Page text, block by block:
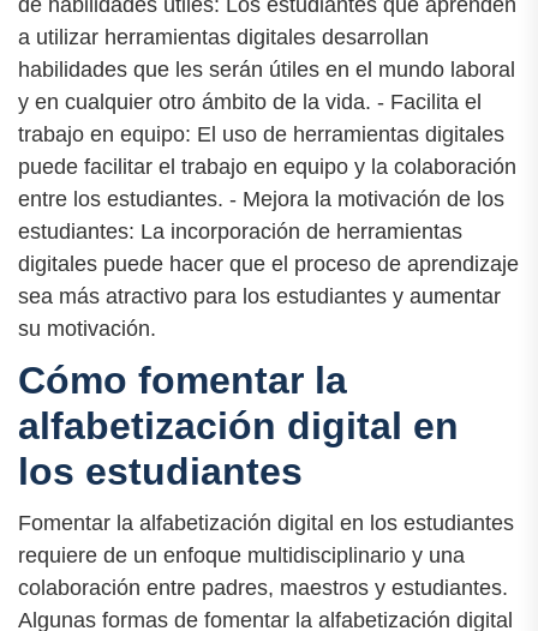
a utilizar herramientas digitales desarrollan
habilidades que les serán útiles en el mundo laboral
y en cualquier otro ámbito de la vida. - Facilita el
trabajo en equipo: El uso de herramientas digitales
puede facilitar el trabajo en equipo y la colaboración
entre los estudiantes. - Mejora la motivación de los
estudiantes: La incorporación de herramientas
digitales puede hacer que el proceso de aprendizaje
sea más atractivo para los estudiantes y aumentar
su motivación.
Cómo fomentar la
alfabetización digital en
los estudiantes
Fomentar la alfabetización digital en los estudiantes
requiere de un enfoque multidisciplinario y una
colaboración entre padres, maestros y estudiantes.
Algunas formas de fomentar la alfabetización digital